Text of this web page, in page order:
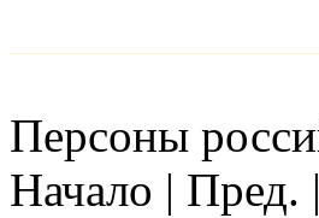
Персоны
Начало | Пред. |